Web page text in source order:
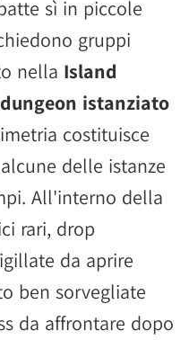
sì in piccole
gruppi
nella Island
istanziato
costituisce
delle istanze
All'interno della
rari, drop
da aprire
ben sorvegliate
da affrontare dopo